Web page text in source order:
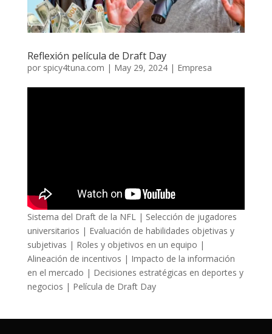
Reflexión película de Draft Day
por spicy4tuna.com | May 29, 2024| Empresa
Sistema del Draft de la NFL | Selección de jugadores
universitarios | Evaluación de habilidades objetivas y
subjetivas | Roles y objetivos en un equipo |
Alineación de incentivos | Impacto de la información
en el mercado | Decisiones estratégicas en deportes y
negocios | Película de Draft Day